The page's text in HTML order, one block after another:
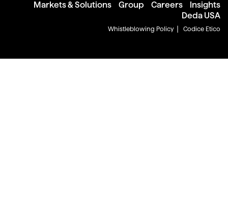
Markets & Solutions Group Careers
Insights
Deda USA
Whistleblowing Policy Codice Etico